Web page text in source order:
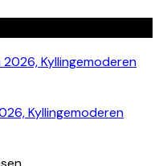
Kyllingemoderen